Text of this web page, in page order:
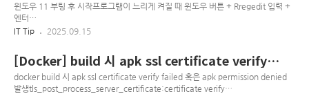
이 브라우저에서 바로 데이터를 정렬하고 분석할 수 있는
Structra 사이트를 소개함(내가 쓰려고 만듬)1. 주요 기능 및 특
징이 사이트는 단순한 포맷터를 넘어 데이터 구조를 다루는 데
윈도우 11 부팅 후 시작프로그램이 느리게 켜질 때 윈도우 버튼 + Rregedit 입력 +
엔터
[HKEY_CURRENT_USER\Software\Microsoft\Windows\CurrentVersi
요 없음)StartupDelayInMSecWaitForIdleState방법을 잘 모르겠으면 아래 파일
실행
IT Tip 2025.09.15
[Docker] build 시 apk ssl certificate verify
failed, apk permission denied 발생 시
docker build 시 apk ssl certificate verify failed 혹은 apk permission denied
발생tls_post_process_server_certificate:certificate verify